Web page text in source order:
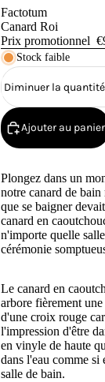
Factotum
Canard Roi
Prix promotionnel
Stock faible
Diminuer la quantité
Ajouter au panier
Plongez dans un
notre canard de
que se baigner
canard en
n'importe quelle
cérémonie
Le canard en
arbore fièrement
d'une croix rouge
l'impression d'être
en vinyle de haute
dans l'eau comme si
salle de bain.